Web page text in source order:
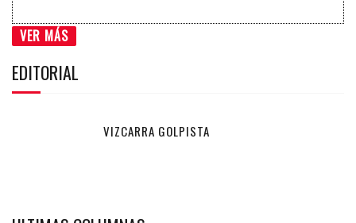
VER MÁS
EDITORIAL
VIZCARRA GOLPISTA